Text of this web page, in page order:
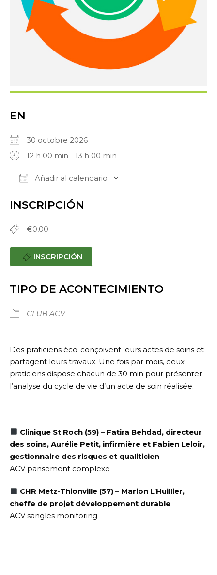
EN
30 octobre 2026
12 h 00 min - 13 h 00 min
Añadir al calendario
INSCRIPCIÓN
€0,00
INSCRIPCIÓN
TIPO DE ACONTECIMIENTO
CLUB ACV
Des praticiens éco-conçoivent leurs actes de soins et
partagent leurs travaux. Une fois par mois, deux
praticiens dispose chacun de 30 min pour présenter
l’analyse du cycle de vie d’un acte de soin réalisée.
Clinique St Roch (59) – Fatira Behdad, directeur
des soins, Aurélie Petit, infirmière et Fabien Leloir,
gestionnaire des risques et qualiticien
ACV pansement complexe
CHR Metz-Thionville (57) – Marion L’Huillier,
cheffe de projet développement durable
ACV sangles monitoring